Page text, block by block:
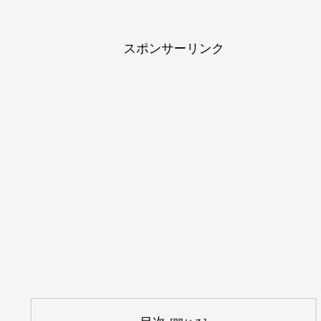
スポンサーリンク